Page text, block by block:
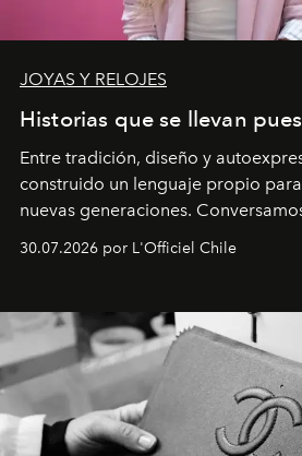
JOYAS Y RELOJES
Historias que se llevan
Entre tradición, diseño y
construido un lenguaje propio
nuevas generaciones.
Dubray, la responsable de
Latinoamérica, sobre identidad,
30.07.2026 por L'Officiel Chile